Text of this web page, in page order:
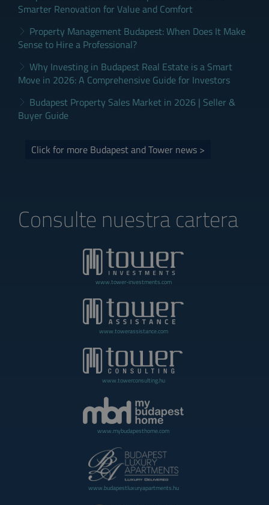
Smarter Renovation for Value and Comfort
Property Management Budapest: When Does It Make
Sense to Hire a Professional?
Why Investing in Budapest Real Estate is a Smart
Move in 2026: A Comprehensive Guide for Investors
Budapest Property Sales Market in 2026 | Seller &
Buyer Guide
Click for more Budapest and Tower news >
Consulte nuestra cartera
www.tower-investments.com
www.towerassistance.com
www.towerconsulting.hu
www.mybudapesthome.com
www.budapestluxuryapartments.hu